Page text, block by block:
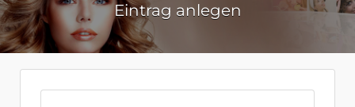
Eintrag anlegen